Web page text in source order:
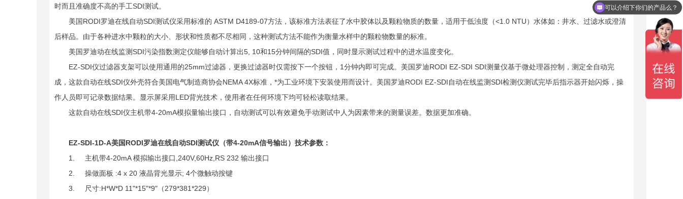
时而且准确度不高的手工SDI测试。
美国RODI罗迪在线自动SDI测试仪采用标准的 ASTM D4189-07方法，该标准方法表征了水中胶体以及颗粒物质的数量，适用于低浊度（<1.0 NTU）水体如：井水、过滤水或澄清
后样品。由于各种进水中颗粒的大小、形状和性质都不尽相同，这种测试方法不能作为衡量水样中的颗粒物数量的标准。
美国罗迪动在线监测SDI污染指数测定仪能够自动计算出5, 10和15分钟间隔的SDI值，同时显示测试过程中的进水温度变化。
EZ-SDI仪过滤器支架可以使用通用的25mm过滤器，更换过滤器时仅需按下一个按钮，1分钟内即可完成。美国罗迪RODI EZ-SDI SDI测量仪基于微处理器控制，测定全自动完
成，这款自动在线SDI仪外壳符合美国电气制造商协会NEMA 4X标准，*为工业环境下安装使用而设计。美国罗迪RODI EZ-SDI自动在线监测SDI检测仪测试完毕后指示器开始闪烁，操
作人员即可记录数据结果。显示屏采用LED背光技术，使用者在任何环境下均可轻松读取结果。
这款自动在线SDI仪主机带4-20mA模拟量输出接口，自动测试可以有效避免手动测试中人为因素带来的测量误差。数据更加准确。
EZ-SDI-1D-A美国RODI罗迪在线自动SDI测试仪（带4-20mA信号输出）技术参数：
1. 主机带4-20mA 模拟输出接口,240V,60Hz,RS 232 输出接口
2. 操做面板 :4 x 20 液晶背光显示; 4个微触动按键
3. 尺寸:H*W*D 11"*15"*9"（279*381*229）
可以介绍下你们的产品么？